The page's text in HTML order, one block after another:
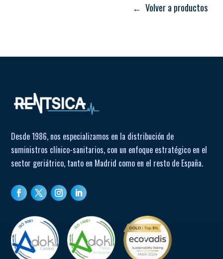
Alta absorción
Hipoalergénicos
Ajuste ideal
Superficie antideslizante
← Volver a productos
Desde 1986, nos especializamos en la distribución de
suministros clínico-sanitarios, con un enfoque estratégico en el
sector geriátrico, tanto en Madrid como en el resto de España.